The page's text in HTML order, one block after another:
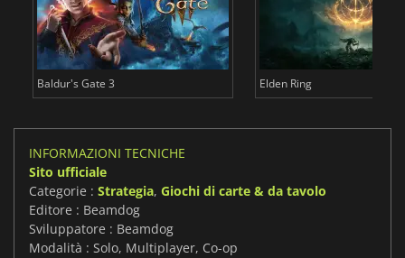
Baldur's Gate 3 Elden Ring
INFORMAZIONI TECNICHE
Sito ufficiale
Categorie : Strategia, Giochi di carte & da tavolo
Editore : Beamdog
Sviluppatore : Beamdog
Modalità : Solo, Multiplayer, Co-op